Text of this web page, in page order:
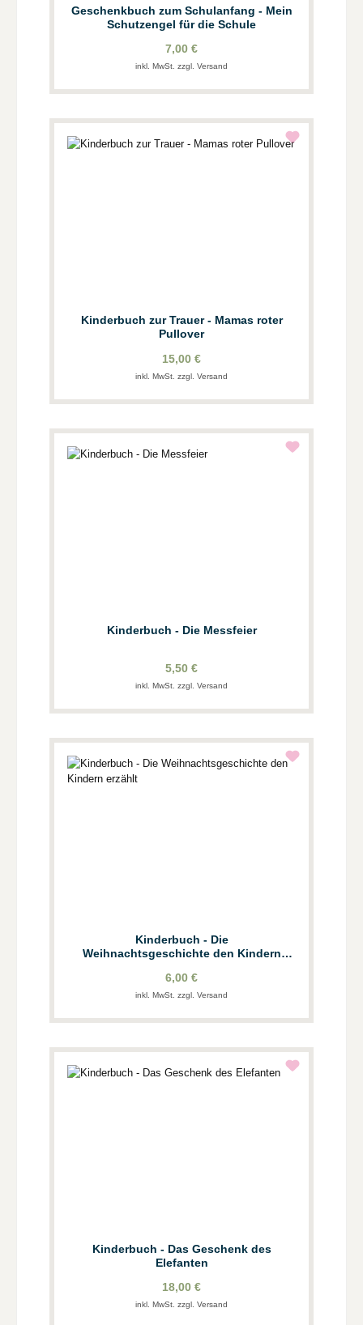
Geschenkbuch zum Schulanfang - Mein
Schutzengel für die Schule
7,00 €
inkl. MwSt. zzgl. Versand
Kinderbuch zur Trauer - Mamas roter
Pullover
15,00 €
inkl. MwSt. zzgl. Versand
Kinderbuch - Die Messfeier
5,50 €
inkl. MwSt. zzgl. Versand
Kinderbuch - Die
Weihnachtsgeschichte den Kindern
6,00 €
inkl. MwSt. zzgl. Versand
Kinderbuch - Das Geschenk des
Elefanten
18,00 €
inkl. MwSt. zzgl. Versand